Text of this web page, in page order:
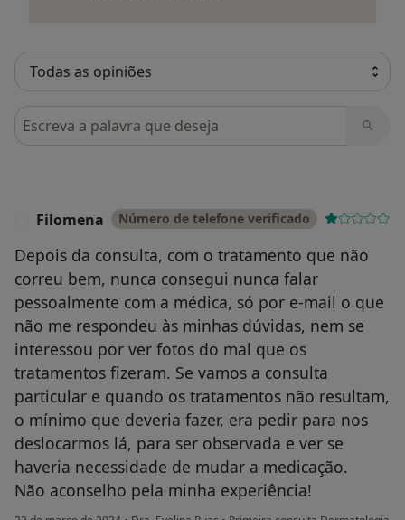
Pesquisar em opiniões
Filomena Número de telefone verificado
Depois da consulta, com o tratamento que não
correu bem, nunca consegui nunca falar
pessoalmente com a médica, só por e-mail o que
não me respondeu às minhas dúvidas, nem se
interessou por ver fotos do mal que os
tratamentos fizeram. Se vamos a consulta
particular e quando os tratamentos não resultam,
o mínimo que deveria fazer, era pedir para nos
deslocarmos lá, para ser observada e ver se
haveria necessidade de mudar a medicação.
Não aconselho pela minha experiência!